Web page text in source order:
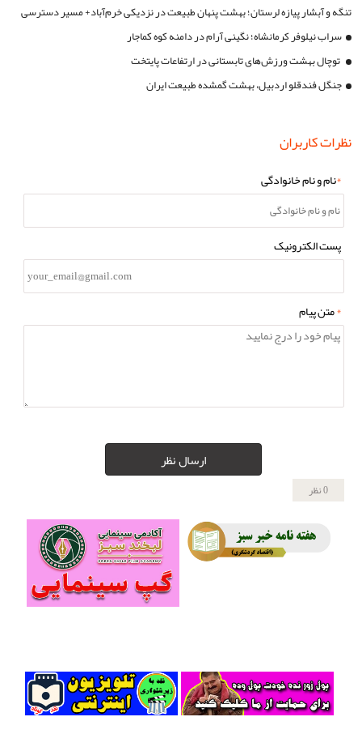
تنگه و آبشار پیازه لرستان؛ بهشت پنهان طبیعت در نزدیکی خرم‌آباد+ مسیر دسترسی
سراب نیلوفر کرمانشاه؛ نگینی آرام در دامنه کوه کماجار
توچال بهشت ورزش‌های تابستانی در ارتفاعات پایتخت
جنگل فندقلو اردبیل، بهشت گمشده طبیعت ایران
نظرات کاربران
*نام و نام خانوادگی
پست الکترونیک
*متن پیام
ارسال نظر
0 نظر